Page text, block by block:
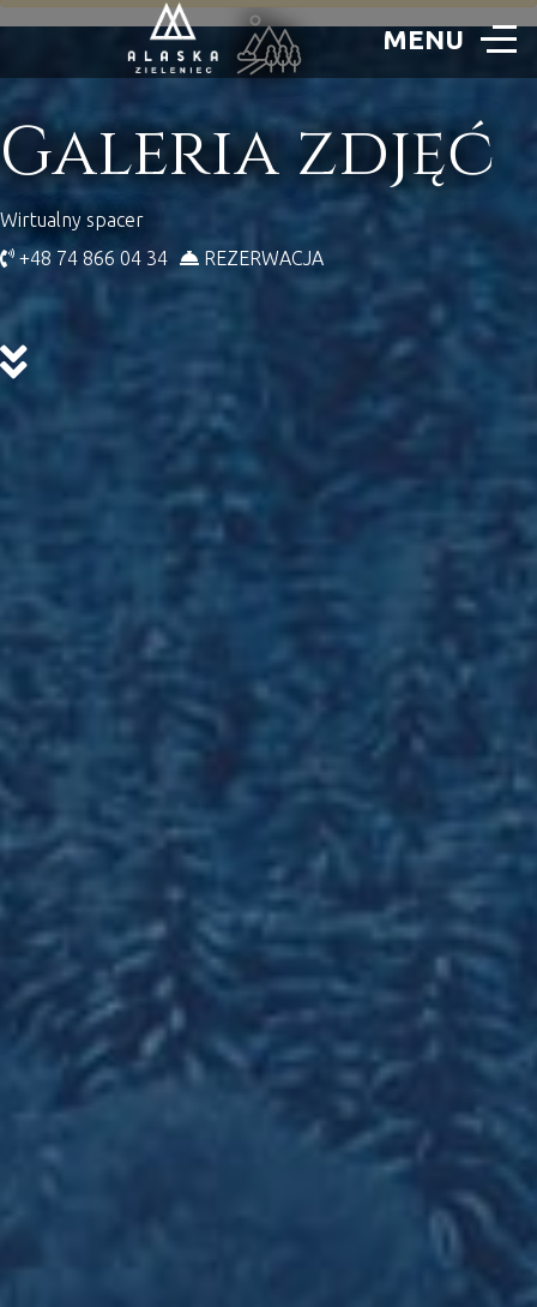
Galeria zdjęć
Wirtualny spacer
+48 74 866 04 34
REZERWACJA